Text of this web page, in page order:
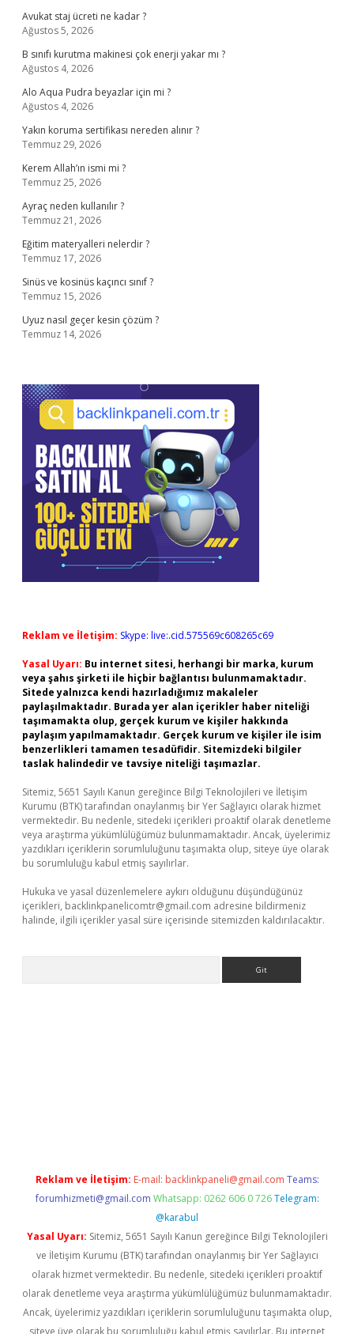
Avukat staj ücreti ne kadar ?
Ağustos 5, 2026
B sınıfı kurutma makinesi çok enerji yakar mı ?
Ağustos 4, 2026
Alo Aqua Pudra beyazlar için mi ?
Ağustos 4, 2026
Yakın koruma sertifikası nereden alınır ?
Temmuz 29, 2026
Kerem Allah’ın ismi mi ?
Temmuz 25, 2026
Ayraç neden kullanılır ?
Temmuz 21, 2026
Eğitim materyalleri nelerdir ?
Temmuz 17, 2026
Sinüs ve kosinüs kaçıncı sınıf ?
Temmuz 15, 2026
Uyuz nasıl geçer kesin çözüm ?
Temmuz 14, 2026
Reklam ve İletişim: Skype: live:.cid.575569c608265c69
Yasal Uyarı: Bu internet sitesi, herhangi bir marka, kurum
veya şahıs şirketi ile hiçbir bağlantısı bulunmamaktadır.
Sitede yalnızca kendi hazırladığımız makaleler
paylaşılmaktadır. Burada yer alan içerikler haber niteliği
taşımamakta olup, gerçek kurum ve kişiler hakkında
paylaşım yapılmamaktadır. Gerçek kurum ve kişiler ile isim
benzerlikleri tamamen tesadüfidir. Sitemizdeki bilgiler
taslak halindedir ve tavsiye niteliği taşımazlar.
Sitemiz, 5651 Sayılı Kanun gereğince Bilgi Teknolojileri ve İletişim
Kurumu (BTK) tarafından onaylanmış bir Yer Sağlayıcı olarak hizmet
vermektedir. Bu nedenle, sitedeki içerikleri proaktif olarak denetleme
veya araştırma yükümlülüğümüz bulunmamaktadır. Ancak, üyelerimiz
yazdıkları içeriklerin sorumluluğunu taşımakta olup, siteye üye olarak
bu sorumluluğu kabul etmiş sayılırlar.
Hukuka ve yasal düzenlemelere aykırı olduğunu düşündüğünüz
içerikleri, backlinkpanelicomtr@gmail.com adresine bildirmeniz
halinde, ilgili içerikler yasal süre içerisinde sitemizden kaldırılacaktır.
Reklam ve İletişim: E-mail: backlinkpaneli@gmail.com Teams:
forumhizmeti@gmail.com Whatsapp: 0262 606 0 726 Telegram:
@karabul
Yasal Uyarı: Sitemiz, 5651 Sayılı Kanun gereğince Bilgi Teknolojileri
ve İletişim Kurumu (BTK) tarafından onaylanmış bir Yer Sağlayıcı
olarak hizmet vermektedir. Bu nedenle, sitedeki içerikleri proaktif
olarak denetleme veya araştırma yükümlülüğümüz bulunmamaktadır.
Ancak, üyelerimiz yazdıkları içeriklerin sorumluluğunu taşımakta olup,
siteye üye olarak bu sorumluluğu kabul etmiş sayılırlar. Bu internet